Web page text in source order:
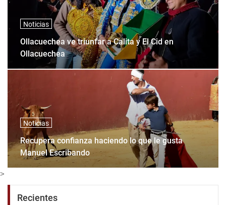
Noticias
Ollacuechea ve triunfar a Calita y El Cid en
Ollacuechea
Noticias
Recupera confianza haciendo lo que le gusta
Manuel Escribando
>
Recientes